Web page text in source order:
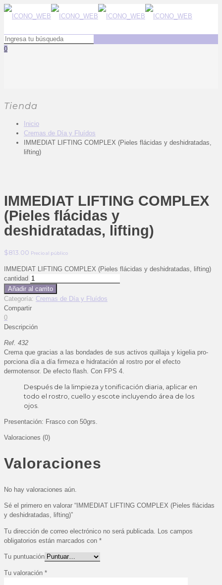
0
Tienda
Inicio
Cremas de Día y Fluídos
IMMEDIAT LIFTING COMPLEX (Pieles flácidas y deshidratadas,
lifting)
IMMEDIAT LIFTING COMPLEX
(Pieles flácidas y
deshidratadas, lifting)
$813.00 Precio al público
IMMEDIAT LIFTING COMPLEX (Pieles flácidas y deshidratadas, lifting)
cantidad
Añadir al carrito
Categoría: Cremas de Día y Fluídos
Compartir
0
Descripción
Ref. 432
Crema que gracias a las bondades de sus activos quillaja y kigelia pro-
porciona día a día firmeza e hidratación al rostro por el efecto
dermotensor. De efecto flash. Con FPS 4.
Después de la limpieza y tonificación diaria, aplicar en
todo el rostro, cuello y escote incluyendo área de los
ojos.
Presentación: Frasco con 50grs.
Valoraciones (0)
Valoraciones
No hay valoraciones aún.
Sé el primero en valorar “IMMEDIAT LIFTING COMPLEX (Pieles flácidas
y deshidratadas, lifting)”
Tu dirección de correo electrónico no será publicada. Los campos
obligatorios están marcados con *
Tu puntuación
Tu valoración *